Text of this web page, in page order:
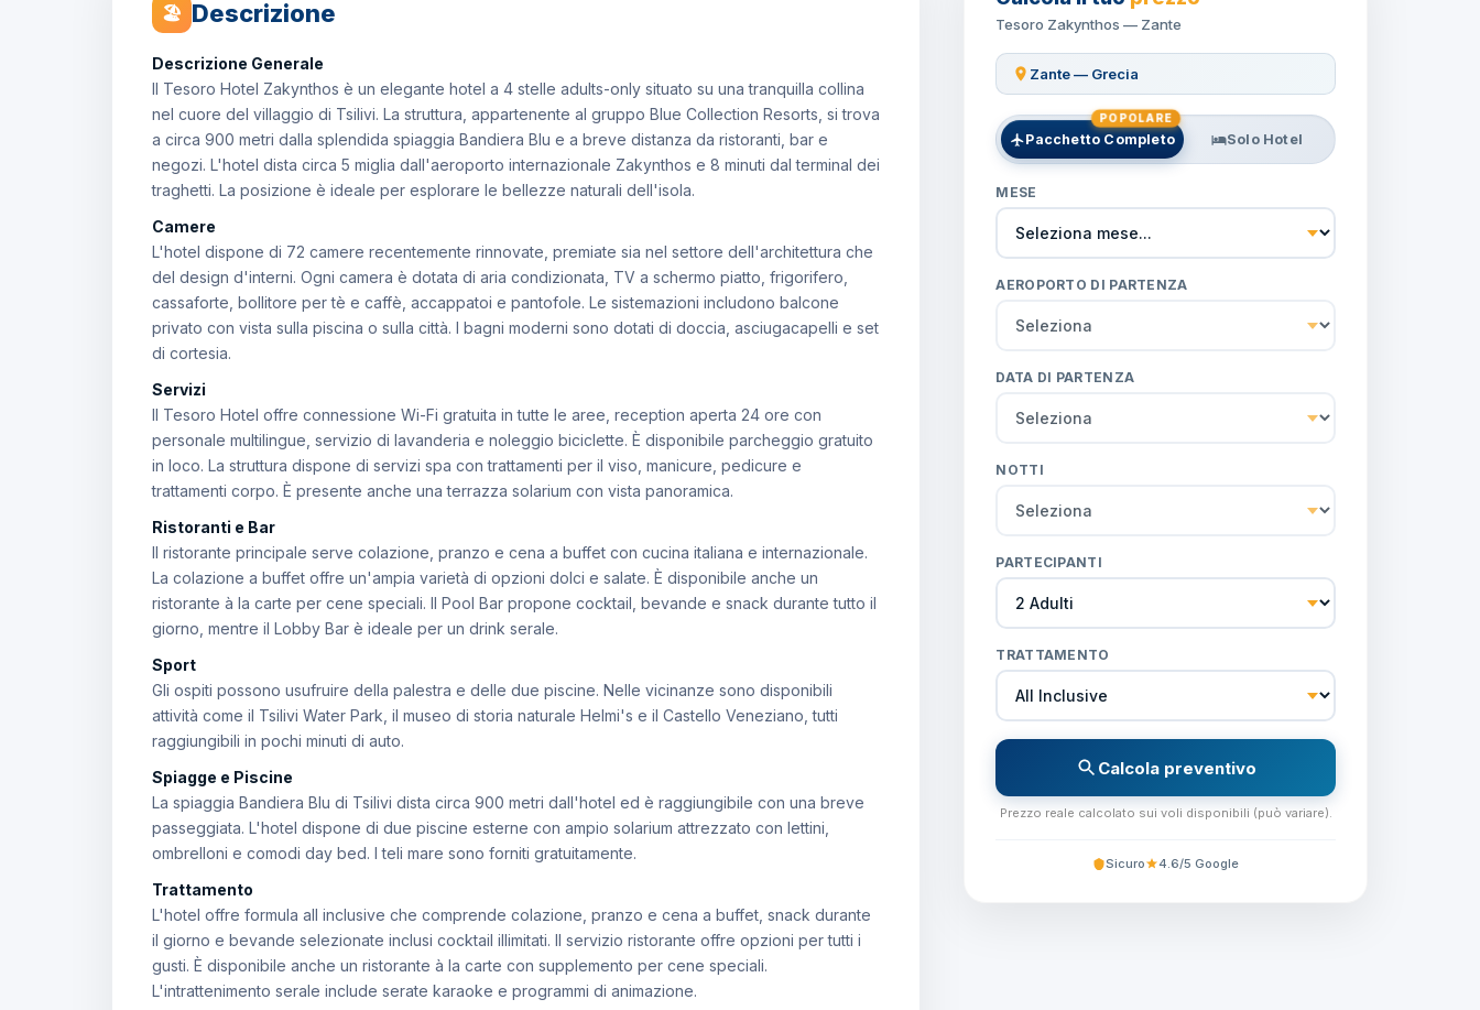
🏖 Descrizione
Descrizione Generale
Il Tesoro Hotel Zakynthos è un elegante hotel a 4 stelle adults-only situato su una tranquilla collina
nel cuore del villaggio di Tsilivi. La struttura, appartenente al gruppo Blue Collection Resorts, si trova
a circa 900 metri dalla splendida spiaggia Bandiera Blu e a breve distanza da ristoranti, bar e
negozi. L'hotel dista circa 5 miglia dall'aeroporto internazionale Zakynthos e 8 minuti dal terminal dei
traghetti. La posizione è ideale per esplorare le bellezze naturali dell'isola.
Camere
L'hotel dispone di 72 camere recentemente rinnovate, premiate sia nel settore dell'architettura che
del design d'interni. Ogni camera è dotata di aria condizionata, TV a schermo piatto, frigorifero,
cassaforte, bollitore per tè e caffè, accappatoi e pantofole. Le sistemazioni includono balcone
privato con vista sulla piscina o sulla città. I bagni moderni sono dotati di doccia, asciugacapelli e set
di cortesia.
Servizi
Il Tesoro Hotel offre connessione Wi-Fi gratuita in tutte le aree, reception aperta 24 ore con
personale multilingue, servizio di lavanderia e noleggio biciclette. È disponibile parcheggio gratuito
in loco. La struttura dispone di servizi spa con trattamenti per il viso, manicure, pedicure e
trattamenti corpo. È presente anche una terrazza solarium con vista panoramica.
Ristoranti e Bar
Il ristorante principale serve colazione, pranzo e cena a buffet con cucina italiana e internazionale.
La colazione a buffet offre un'ampia varietà di opzioni dolci e salate. È disponibile anche un
ristorante à la carte per cene speciali. Il Pool Bar propone cocktail, bevande e snack durante tutto il
giorno, mentre il Lobby Bar è ideale per un drink serale.
Sport
Gli ospiti possono usufruire della palestra e delle due piscine. Nelle vicinanze sono disponibili
attività come il Tsilivi Water Park, il museo di storia naturale Helmi's e il Castello Veneziano, tutti
raggiungibili in pochi minuti di auto.
Spiagge e Piscine
La spiaggia Bandiera Blu di Tsilivi dista circa 900 metri dall'hotel ed è raggiungibile con una breve
passeggiata. L'hotel dispone di due piscine esterne con ampio solarium attrezzato con lettini,
ombrelloni e comodi day bed. I teli mare sono forniti gratuitamente.
Trattamento
L'hotel offre formula all inclusive che comprende colazione, pranzo e cena a buffet, snack durante
il giorno e bevande selezionate inclusi cocktail illimitati. Il servizio ristorante offre opzioni per tutti i
gusti. È disponibile anche un ristorante à la carte con supplemento per cene speciali.
L'intrattenimento serale include serate karaoke e programmi di animazione.
Tesoro Zakynthos — Zante
Zante — Grecia
Pacchetto Completo
POPOLARE
Solo Hotel
MESE
AEROPORTO DI PARTENZA
DATA DI PARTENZA
NOTTI
PARTECIPANTI
TRATTAMENTO
Calcola preventivo
Prezzo reale calcolato sui voli disponibili (può variare).
Sicuro 4.6/5 Google